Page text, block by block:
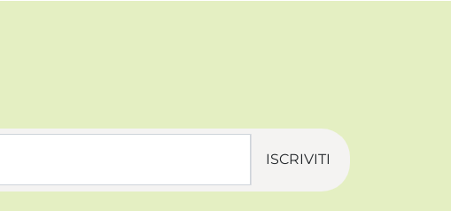
ISCRIVITI